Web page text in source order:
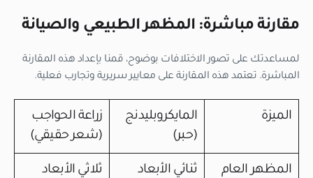
مقارنة مباشرة: المظهر الطبيعي والصيانة
لمساعدتك على تصور الاختلافات بوضوح، قمنا بإعداد هذه المقارنة
المباشرة. تعتمد هذه المقارنة على معايير سريرية وتجارب فعلية.
الميزة
المايكروبليدنج
(حبر)
زراعة الحواجب
(شعر حقيقي)
المظهر العام
ثنائي الأبعاد
ثلاثي الأبعاد